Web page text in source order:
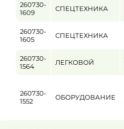
260730-
1609
СПЕЦТЕХНИКА
260730-
1605
СПЕЦТЕХНИКА
260730-
1564
ЛЕГКОВОЙ
260730-
1552
ОБОРУДОВАНИЕ